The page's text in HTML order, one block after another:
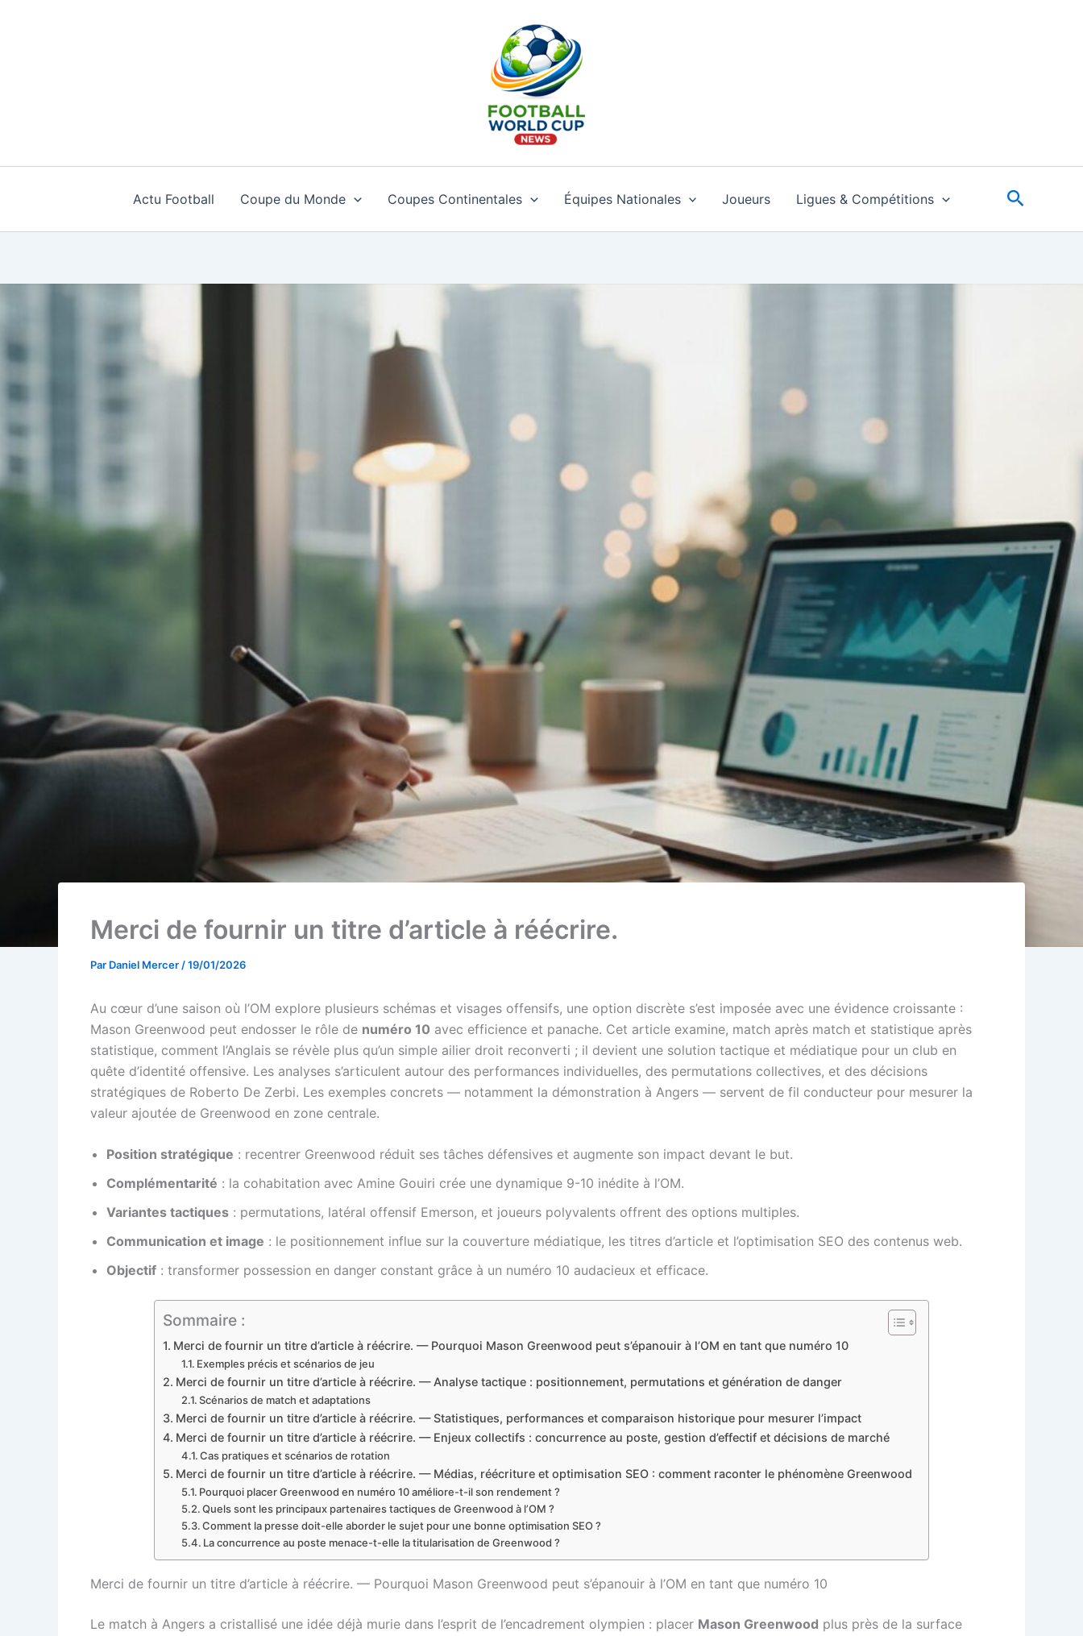
Actu Football Coupe du Monde Coupes Continentales Équipes Nationales Joueurs Ligues & Compétitions
Merci de fournir un titre d’article à réécrire.
Par Daniel Mercer /19/01/2026
Au cœur d’une saison où l’OM explore plusieurs schémas et visages offensifs, une option discrète s’est imposée avec une évidence croissante :
Mason Greenwood peut endosser le rôle de numéro 10 avec efficience et panache. Cet article examine, match après match et statistique après
statistique, comment l’Anglais se révèle plus qu’un simple ailier droit reconverti ; il devient une solution tactique et médiatique pour un club en
quête d’identité offensive. Les analyses s’articulent autour des performances individuelles, des permutations collectives, et des décisions
stratégiques de Roberto De Zerbi. Les exemples concrets — notamment la démonstration à Angers — servent de fil conducteur pour mesurer la
valeur ajoutée de Greenwood en zone centrale.
Position stratégique : recentrer Greenwood réduit ses tâches défensives et augmente son impact devant le but.
Complémentarité : la cohabitation avec Amine Gouiri crée une dynamique 9-10 inédite à l’OM.
Variantes tactiques : permutations, latéral offensif Emerson, et joueurs polyvalents offrent des options multiples.
Communication et image : le positionnement influe sur la couverture médiatique, les titres d’article et l’optimisation SEO des contenus web.
Objectif : transformer possession en danger constant grâce à un numéro 10 audacieux et efficace.
Sommaire :
Merci de fournir un titre d’article à réécrire. — Pourquoi Mason Greenwood peut s’épanouir à l’OM en tant que numéro 10
Exemples précis et scénarios de jeu
Merci de fournir un titre d’article à réécrire. — Analyse tactique : positionnement, permutations et génération de danger
Scénarios de match et adaptations
Merci de fournir un titre d’article à réécrire. — Statistiques, performances et comparaison historique pour mesurer l’impact
Merci de fournir un titre d’article à réécrire. — Enjeux collectifs : concurrence au poste, gestion d’effectif et décisions de marché
Cas pratiques et scénarios de rotation
Merci de fournir un titre d’article à réécrire. — Médias, réécriture et optimisation SEO : comment raconter le phénomène Greenwood
Pourquoi placer Greenwood en numéro 10 améliore-t-il son rendement ?
Quels sont les principaux partenaires tactiques de Greenwood à l’OM ?
Comment la presse doit-elle aborder le sujet pour une bonne optimisation SEO ?
La concurrence au poste menace-t-elle la titularisation de Greenwood ?
Merci de fournir un titre d’article à réécrire. — Pourquoi Mason Greenwood peut s’épanouir à l’OM en tant que numéro 10
Le match à Angers a cristallisé une idée déjà murie dans l’esprit de l’encadrement olympien : placer Mason Greenwood plus près de la surface